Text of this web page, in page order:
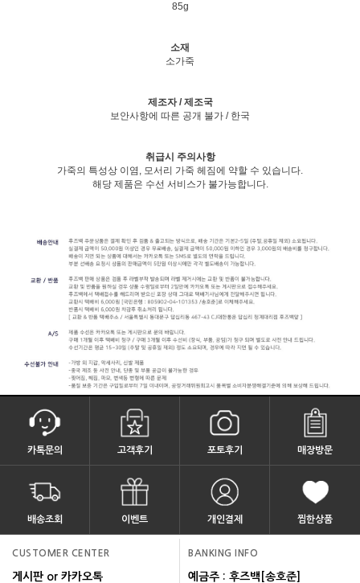
85g
소재
소가죽
제조자 / 제조국
보안사항에 따른 공개 불가 / 한국
취급시 주의사항
가죽의 특성상 이염, 모서리 가죽 헤짐에 약할 수 있습니다.
해당 제품은 수선 서비스가 불가능합니다.
카톡문의 고객후기 포토후기 매장방문
배송조회 이벤트 개인결제 찜한상품
CUSTOMER CENTER
게시판 or 카카오톡
BANKING INFO
예금주 : 후즈백[송호준]